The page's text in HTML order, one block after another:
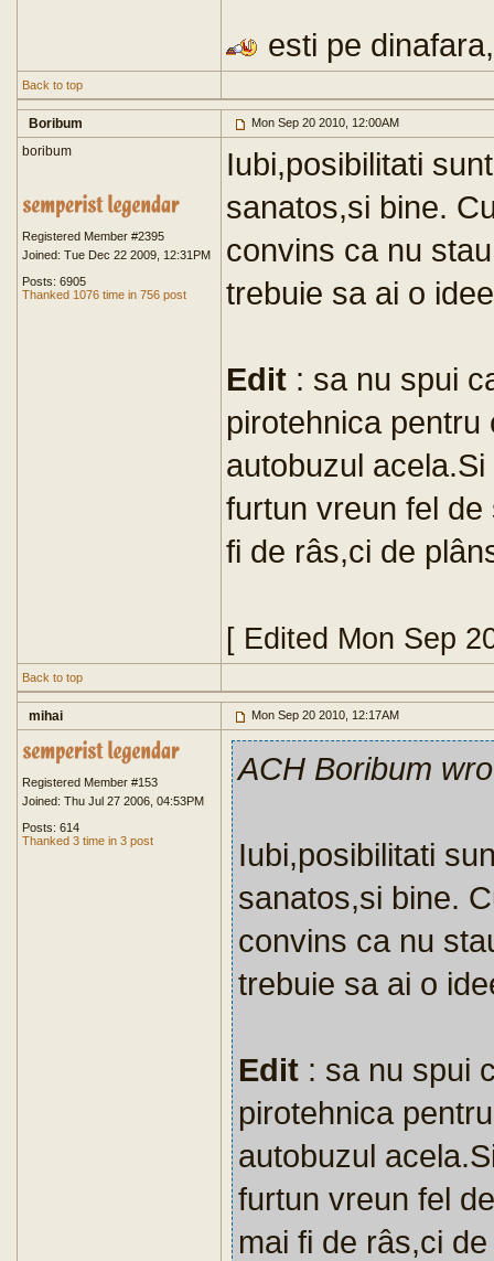
esti pe
Back to top
Boribum Mon Sep 20 2010, 12:00AM
boribum
Registered Member #2395
Joined: Tue Dec 22 2009, 12:31PM
Posts: 6905
Thanked 1076 time in 756 post
Iubi,posibilitati
sanatos,si bine.
convins ca nu
trebuie sa ai o
Edit : sa nu spui
pirotehnica
autobuzul
furtun vreun fel
fi de râs,ci de
[ Edited Mon Sep
Back to top
mihai Mon Sep 20 2010, 12:17AM
Registered Member #153
Joined: Thu Jul 27 2006, 04:53PM
Posts: 614
Thanked 3 time in 3 post
ACH Boribum
Iubi,posibilitati
sanatos,si bine.
convins ca nu
trebuie sa ai o
Edit : sa nu spui
pirotehnica
autobuzul
furtun vreun fel
mai fi de râs,ci